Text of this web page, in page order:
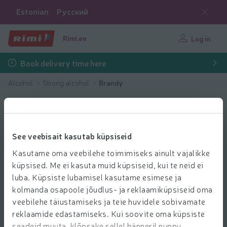
See veebisait kasutab küpsiseid
Kasutame oma veebilehe toimimiseks ainult vajalikke
küpsised. Me ei kasuta muid küpsiseid, kui te neid ei
luba. Küpsiste lubamisel kasutame esimese ja
kolmanda osapoole jõudlus- ja reklaamiküpsiseid oma
veebilehe täiustamiseks ja teie huvidele sobivamate
reklaamide edastamiseks. Kui soovite oma küpsiste
Estonian Русский
Rimi.ee Log in
Book delivery time here
Alcohol Strong alcohol Brandy